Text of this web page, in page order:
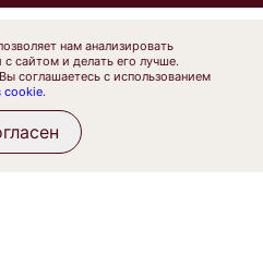
нам анализировать
сайтом и делать его лучше.
соглашаетесь с использованием
cookie.